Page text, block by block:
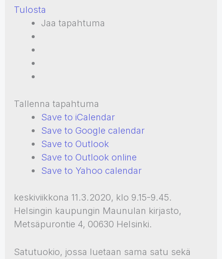
Tulosta
Jaa tapahtuma
Tallenna tapahtuma
Save to iCalendar
Save to Google calendar
Save to Outlook
Save to Outlook online
Save to Yahoo calendar
keskiviikkona 11.3.2020, klo 9.15-9.45.
Helsingin kaupungin Maunulan kirjasto,
Metsäpurontie 4, 00630 Helsinki.
Satutuokio, jossa luetaan sama satu sekä